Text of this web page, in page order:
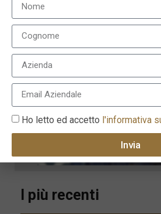
I più recenti
Ho letto ed accetto l'informativa
Invia